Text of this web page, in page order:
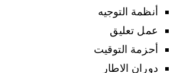
أنظمة التوجيه
عمل تعليق
أحزمة التوقيت
دوران الاطار